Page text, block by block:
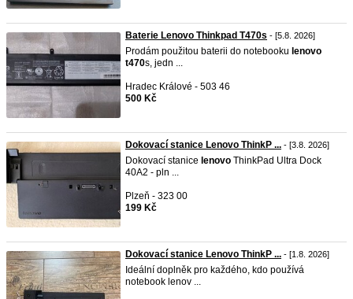
Baterie Lenovo Thinkpad T470s - [5.8. 2026]
Prodám použitou baterii do notebooku lenovo
t470s, jedn ...
Hradec Králové - 503 46
500 Kč
Dokovací stanice Lenovo ThinkP ... - [3.8. 2026]
Dokovací stanice lenovo ThinkPad Ultra Dock
40A2 - pln ...
Plzeň - 323 00
199 Kč
Dokovací stanice Lenovo ThinkP ... - [1.8. 2026]
Ideální doplněk pro každého, kdo používá
notebook lenov ...